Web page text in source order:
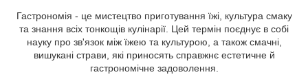
Гастрономія - це мистецтво приготування їжі, культура смаку
та знання всіх тонкощів кулінарії. Цей термін поєднує в собі
науку про зв'язок між їжею та культурою, а також смачні,
вишукані страви, які приносять справжнє естетичне й
гастрономічне задоволення.